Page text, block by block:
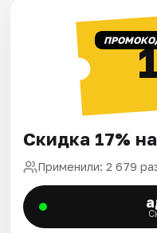
Скидка 17%
Применили: 2 679